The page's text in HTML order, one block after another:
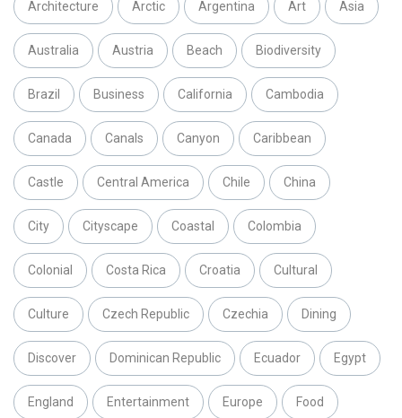
Architecture Arctic Argentina Art Asia
Australia Austria Beach Biodiversity
Brazil Business California Cambodia
Canada Canals Canyon Caribbean
Castle Central America Chile China
City Cityscape Coastal Colombia
Colonial Costa Rica Croatia Cultural
Culture Czech Republic Czechia Dining
Discover Dominican Republic Ecuador Egypt
England Entertainment Europe Food